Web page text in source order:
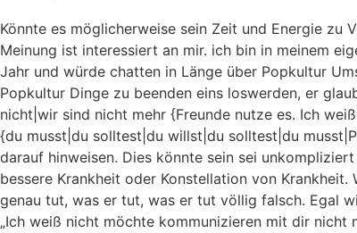
Könnte es möglicherweise sein Zeit und Energie zu
Meinung ist interessiert an mir. ich bin in meinem
Jahr und würde chatten in Länge über Popkultur
Popkultur Dinge zu beenden eins loswerden, er
nicht|wir sind nicht mehr {Freunde nutze es. Ich
{du musst|du solltest|du willst|du solltest|du
darauf hinweisen. Dies könnte sein sei
bessere Krankheit oder Konstellation von
genau tut, was er tut, was er tut völlig falsch. Egal
„Ich weiß nicht möchte kommunizieren mit dir